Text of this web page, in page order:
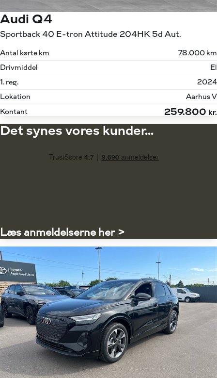
Audi Q4
Sportback 40 E-tron Attitude 204HK 5d Aut.
Antal kørte km
78.000 km
Drivmiddel
El
1. reg.
2024
Lokation
Aarhus V
Kontant
259.800 kr.
Det synes vores kunder...
Læs anmeldelserne her >